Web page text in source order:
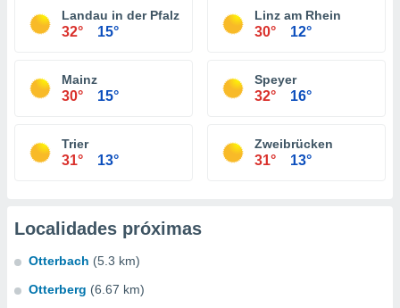
Landau in der Pfalz
32° 15°
Linz am Rhein
30° 12°
Mainz
30° 15°
Speyer
32° 16°
Trier
31° 13°
Zweibrücken
31° 13°
Localidades próximas
Otterbach (5.3 km)
Otterberg (6.67 km)